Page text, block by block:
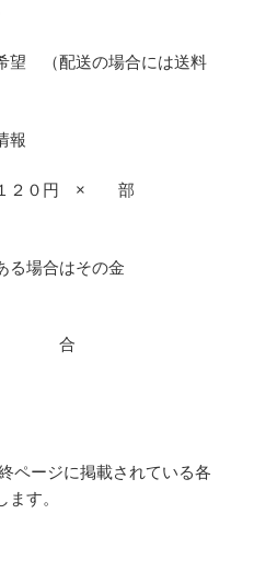
の場合には送料
円 × 部
はその金
ページに掲載されている各
す。